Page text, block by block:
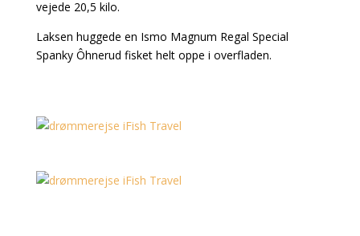
vejede 20,5 kilo.
Laksen huggede en Ismo Magnum Regal Special
Spanky Ôhnerud fisket helt oppe i overfladen.